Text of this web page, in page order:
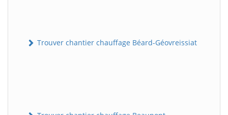
Trouver chantier chauffage Béard-Géovreissiat